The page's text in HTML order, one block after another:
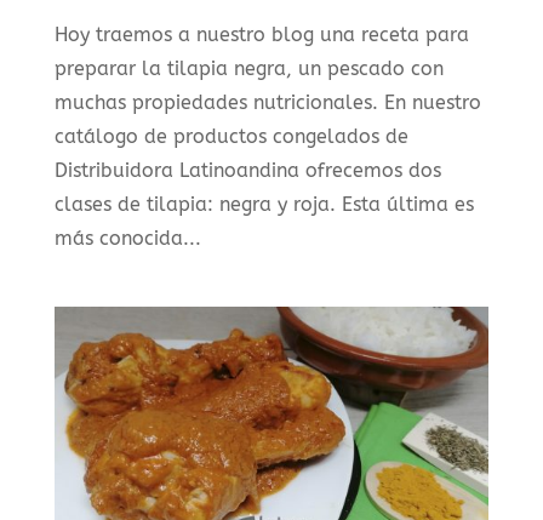
Hoy traemos a nuestro blog una receta para
preparar la tilapia negra, un pescado con
muchas propiedades nutricionales. En nuestro
catálogo de productos congelados de
Distribuidora Latinoandina ofrecemos dos
clases de tilapia: negra y roja. Esta última es
más conocida...